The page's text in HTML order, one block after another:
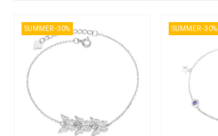
SUMMER -30% SUMMER -30%